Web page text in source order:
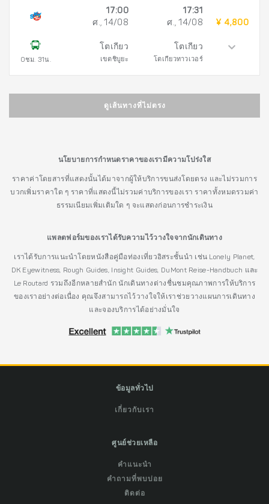
0ชม. 31น.
17:00
ศ., 14/08
โตเกียว
เขตชิบูยะ
17:31
ศ., 14/08
โตเกียว
โตเกียวทาวเวอร์
¥ 4,800
ดูเส้นทางที่ไม่ตรง
นโยบายการกำหนดราคาของเรามีความโปร่งใส
ราคาค่าโดยสารที่แสดงนั้นได้มาจากผู้ให้บริการขนส่งโดยตรง และไม่รวมการ
บวกเพิ่มราคาใด ๆ ราคาที่แสดงนี้ไม่รวมค่าบริการของเรา ราคาทั้งหมดรวมค่า
ธรรมเนียมเพิ่มเติมใด ๆ จะแสดงก่อนการชำระเงิน
แพลตฟอร์มของเราได้รับความไว้วางใจจากนักเดินทาง
เราได้รับการแนะนำโดยหนังสือคู่มือท่องเที่ยวอิสระชั้นนำ เช่น Lonely Planet,
DK Eyewitness, Rough Guides, Insight Guides, DuMont Reise-Handbuch และ
Le Routard รวมถึงอีกหลายสำนัก นักเดินทางต่างชื่นชมคุณภาพการให้บริการ
ของเราอย่างต่อเนื่อง คุณจึงสามารถไว้วางใจให้เราช่วยวางแผนการเดินทาง
และจองบริการได้อย่างมั่นใจ
ข้อมูลทั่วไป
เกี่ยวกับเรา
ศูนย์ช่วยเหลือ
คำแนะนำ
คำถามที่พบบ่อย
ติดต่อ